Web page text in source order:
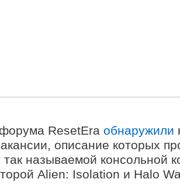
ResetEra обнаружили
описание которых
так называемой консольной
Alien: Isolation и Halo